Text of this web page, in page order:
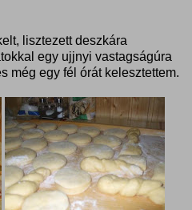
lisztezett deszkára
egy ujjnyi vastagságúra
még egy fél órát kelesztettem.